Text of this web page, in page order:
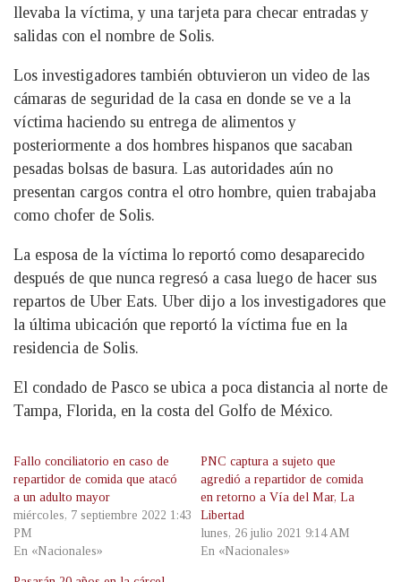
llevaba la víctima, y una tarjeta para checar entradas y
salidas con el nombre de Solis.
Los investigadores también obtuvieron un video de las
cámaras de seguridad de la casa en donde se ve a la
víctima haciendo su entrega de alimentos y
posteriormente a dos hombres hispanos que sacaban
pesadas bolsas de basura. Las autoridades aún no
presentan cargos contra el otro hombre, quien trabajaba
como chofer de Solis.
La esposa de la víctima lo reportó como desaparecido
después de que nunca regresó a casa luego de hacer sus
repartos de Uber Eats. Uber dijo a los investigadores que
la última ubicación que reportó la víctima fue en la
residencia de Solis.
El condado de Pasco se ubica a poca distancia al norte de
Tampa, Florida, en la costa del Golfo de México.
Fallo conciliatorio en caso de
repartidor de comida que atacó
a un adulto mayor
miércoles, 7 septiembre 2022 1:43
PM
En «Nacionales»
PNC captura a sujeto que
agredió a repartidor de comida
en retorno a Vía del Mar, La
Libertad
lunes, 26 julio 2021 9:14 AM
En «Nacionales»